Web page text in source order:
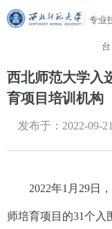
专业
台
西北师范大学入
育项目培训机构
发布于：2022-09-
2022年1月29日
师培育项目的31个入